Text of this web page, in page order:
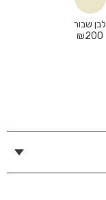
לבן שבור
₪200